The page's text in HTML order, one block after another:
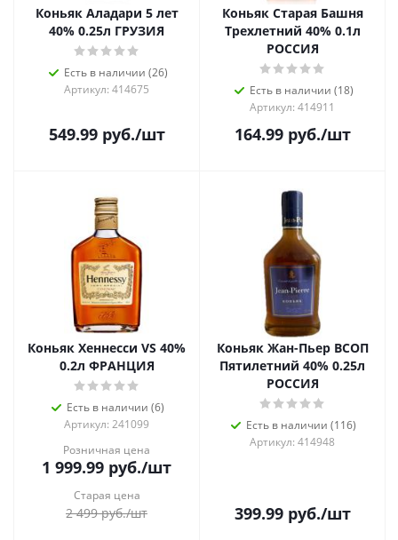
Коньяк Аладари 5 лет
40% 0.25л ГРУЗИЯ
Есть в наличии (26)
Артикул: 414675
549.99руб./шт
Коньяк Старая Башня
Трехлетний 40% 0.1л
РОССИЯ
Есть в наличии (18)
Артикул: 414911
164.99руб./шт
Коньяк Хеннесси VS 40%
0.2л ФРАНЦИЯ
Есть в наличии (6)
Артикул: 241099
Розничная цена
1 999.99 руб./шт
Старая цена
2 499руб./шт
Коньяк Жан-Пьер ВСОП
Пятилетний 40% 0.25л
РОССИЯ
Есть в наличии (116)
Артикул: 414948
399.99руб./шт